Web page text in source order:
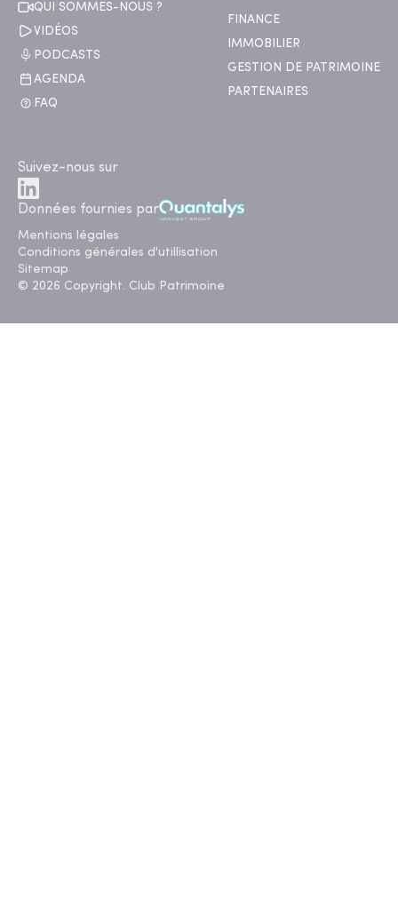
QUI SOMMES-NOUS ?
VIDÉOS
PODCASTS
AGENDA
FAQ
FINANCE
IMMOBILIER
GESTION DE PATRIMOINE
PARTENAIRES
Suivez-nous sur
Données fournies par
Mentions légales
Conditions générales d'utillisation
Sitemap
© 2026 Copyright. Club Patrimoine